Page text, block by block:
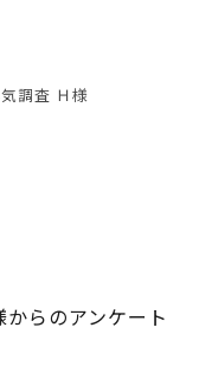
調査 Ｈ様
らのアンケート